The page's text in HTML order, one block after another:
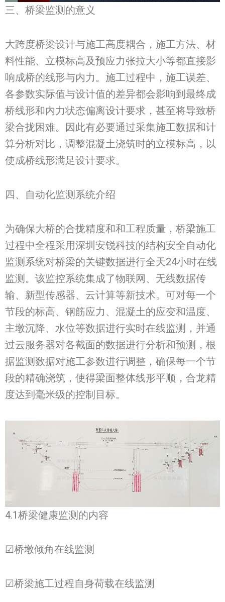
三、桥梁监测的意义
大跨度桥梁设计与施工高度耦合，施工方法、材
料性能、立模标高及预应力张拉大小等都直接影
响成桥的线形与内力。施工过程中，施工误差、
各参数实际值与设计值的差异都会影响到最终成
桥线形和内力状态偏离设计要求，甚至将导致桥
梁合拢困难。因此有必要通过采集施工数据和计
算分析对比，调整混凝土浇筑时的立模标高，以
使成桥线形满足设计要求。
四、自动化监测系统介绍
为确保大桥的合拢精度和和工程质量，桥梁施工
过程中全程采用深圳安锐科技的结构安全自动化
监测系统对桥梁的关键数据进行全天24小时在线
监测。该监控系统集成了物联网、无线数据传
输、新型传感器、云计算等新技术。可对每一个
节段的标高、钢筋应力、混凝土的应变和温度、
主墩沉降、水位等数据进行实时在线监测，并通
过云服务器对各截面的数据进行分析和预测，根
据监测数据对施工参数进行调整，确保每一个节
段的精确浇筑，使得梁面整体线形平顺，合龙精
度达到毫米级的控制目标。
4.1桥梁健康监测的内容
☑桥墩倾角在线监测
☑桥梁施工过程自身荷载在线监测